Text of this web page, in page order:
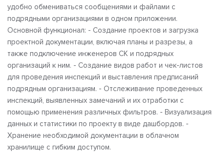
удобно обмениваться сообщениями и файлами с
подрядными организациями в одном приложении.
Основной функционал: - Создание проектов и загрузка
проектной документации, включая планы и разрезы, а
также подключение инженеров СК и подрядных
организаций к ним. - Создание видов работ и чек-листов
для проведения инспекций и выставления предписаний
подрядным организациям. - Отслеживание проведенных
инспекций, выявленных замечаний и их отработки с
помощью применения различных фильтров. - Визуализация
данных и статистики по проекту в виде дашбордов. -
Хранение необходимой документации в облачном
хранилище с гибким доступом.